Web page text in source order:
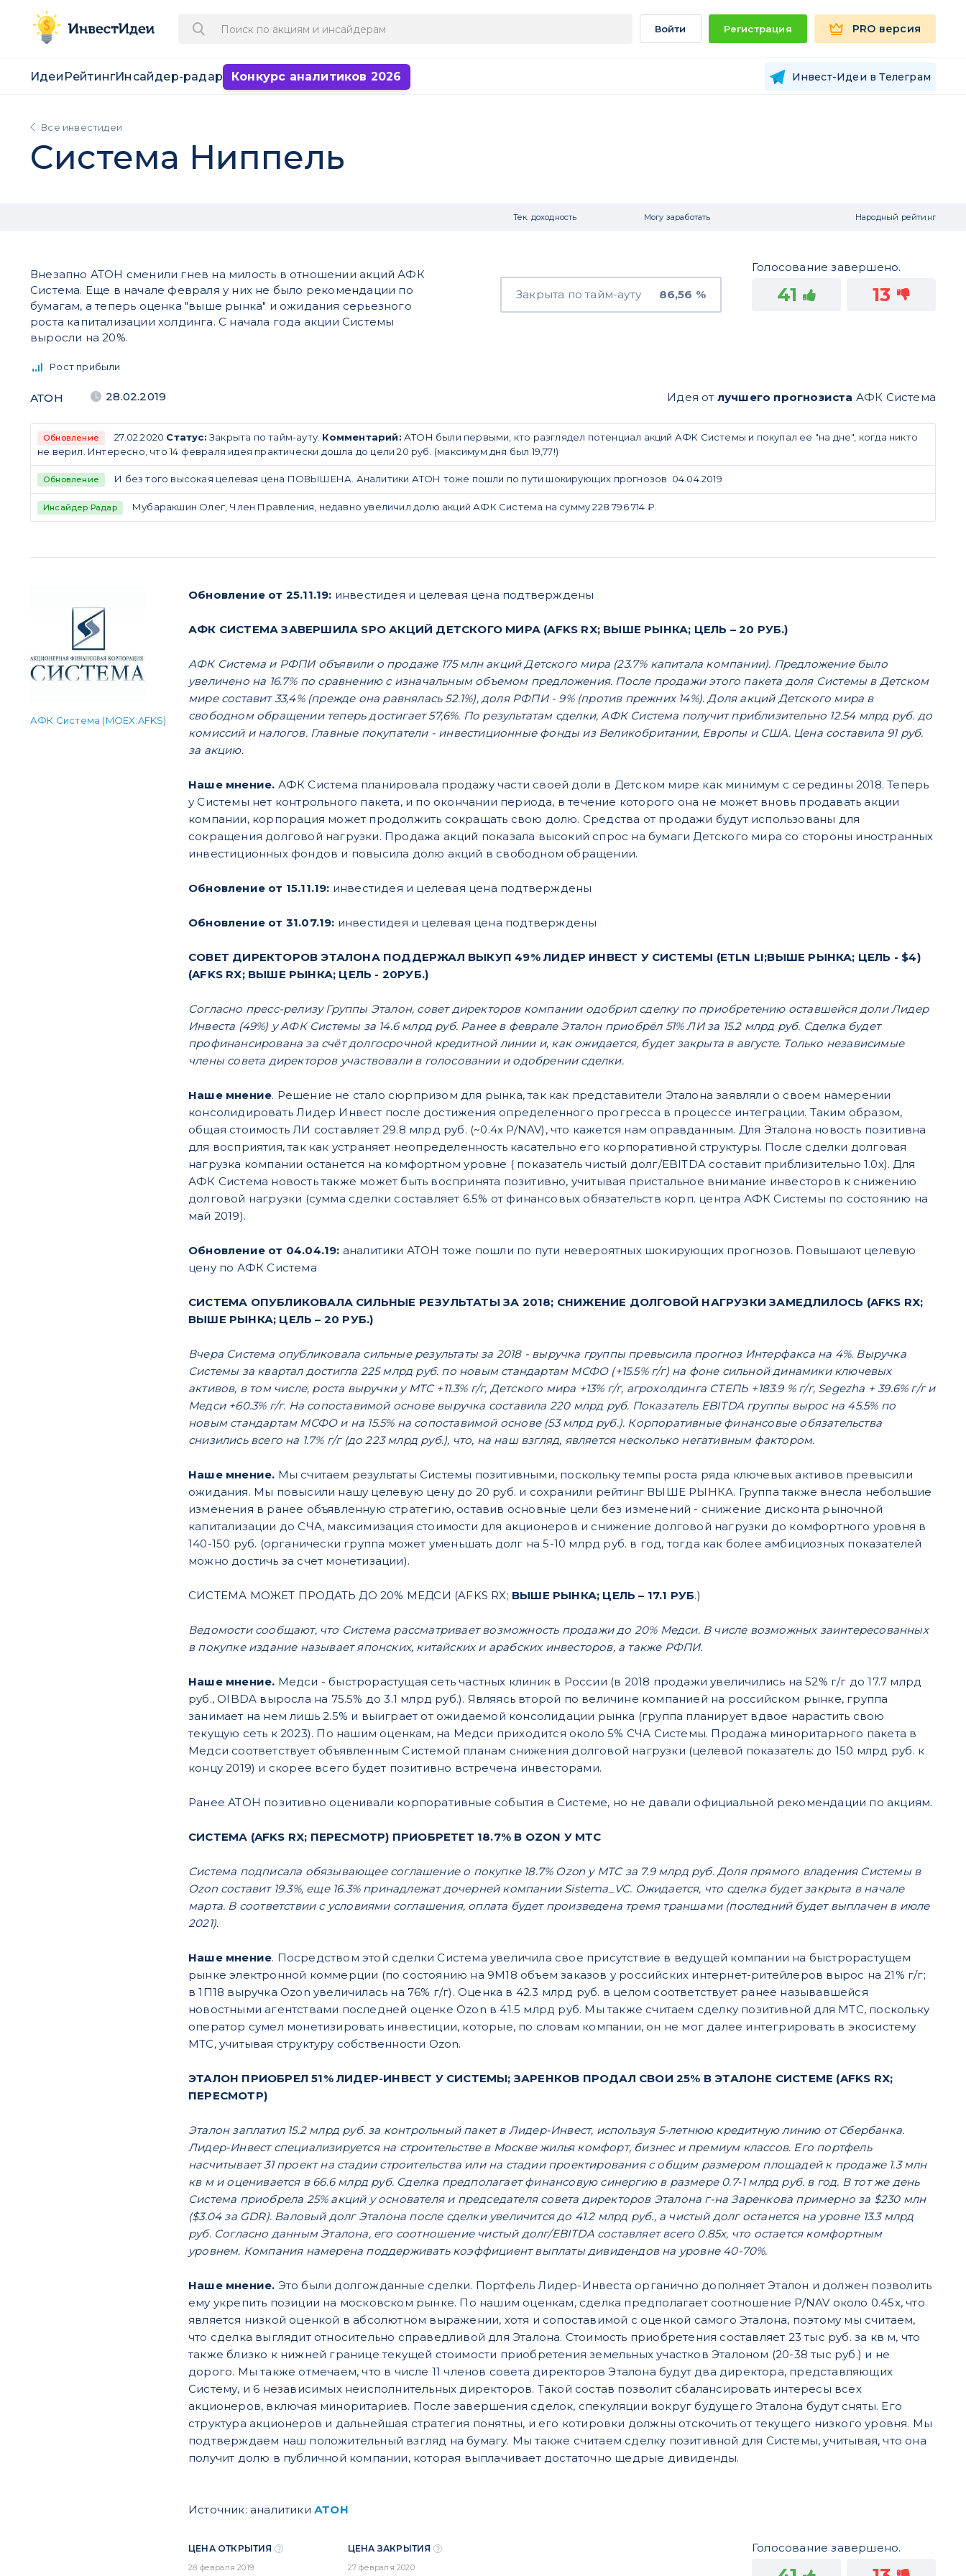
Войти Регистрация PRO версия
Идеи РейтингИнсайдер-радар Конкурс аналитиков 2026 Инвест-Идеи в Телеграм
Все инвестидеи
Система Ниппель
Тек. доходность Могу заработать Народный рейтинг
Внезапно АТОН сменили гнев на милость в отношении акций АФК
Система. Еще в начале февраля у них не было рекомендации по
бумагам, а теперь оценка "выше рынка" и ожидания серьезного
роста капитализации холдинга. С начала года акции Системы
выросли на 20%.
Закрыта по тайм-ауту 86,56 %
Голосование завершено.
41 13
Рост прибыли
АТОН 28.02.2019 Идея от лучшего прогнозиста АФК Система
Обновление 27.02.2020 Статус: Закрыта по тайм-ауту. Комментарий: АТОН были первыми, кто разглядел потенциал акций АФК Системы и покупал ее "на дне", когда никто
не верил. Интересно, что 14 февраля идея практически дошла до цели 20 руб. (максимум дня был 19,77!)
Обновление И без того высокая целевая цена ПОВЫШЕНА. Аналитики АТОН тоже пошли по пути шокирующих прогнозов. 04.04.2019
Инсайдер Радар Мубаракшин Олег, Член Правления, недавно увеличил долю акций АФК Система на сумму 228 796 714 ₽.
АФК Система (MOEX:AFKS)
Обновление от 25.11.19: инвестидея и целевая цена подтверждены
АФК СИСТЕМА ЗАВЕРШИЛА SPO АКЦИЙ ДЕТСКОГО МИРА (AFKS RX; ВЫШЕ РЫНКА; ЦЕЛЬ – 20 РУБ.)
АФК Система и РФПИ объявили о продаже 175 млн акций Детского мира (23.7% капитала компании). Предложение было
увеличено на 16.7% по сравнению с изначальным объемом предложения. После продажи этого пакета доля Системы в Детском
мире составит 33,4% (прежде она равнялась 52.1%), доля РФПИ - 9% (против прежних 14%). Доля акций Детского мира в
свободном обращении теперь достигает 57,6%. По результатам сделки, АФК Система получит приблизительно 12.54 млрд руб. до
комиссий и налогов. Главные покупатели - инвестиционные фонды из Великобритании, Европы и США. Цена составила 91 руб.
за акцию.
Наше мнение. АФК Система планировала продажу части своей доли в Детском мире как минимум с середины 2018. Теперь
у Системы нет контрольного пакета, и по окончании периода, в течение которого она не может вновь продавать акции
компании, корпорация может продолжить сокращать свою долю. Средства от продажи будут использованы для
сокращения долговой нагрузки. Продажа акций показала высокий спрос на бумаги Детского мира со стороны иностранных
инвестиционных фондов и повысила долю акций в свободном обращении.
Обновление от 15.11.19: инвестидея и целевая цена подтверждены
Обновление от 31.07.19: инвестидея и целевая цена подтверждены
СОВЕТ ДИРЕКТОРОВ ЭТАЛОНА ПОДДЕРЖАЛ ВЫКУП 49% ЛИДЕР ИНВЕСТ У СИСТЕМЫ (ETLN LI;ВЫШЕ РЫНКА; ЦЕЛЬ - $4)
(AFKS RX; ВЫШЕ РЫНКА; ЦЕЛЬ - 20РУБ.)
Согласно пресс-релизу Группы Эталон, совет директоров компании одобрил сделку по приобретению оставшейся доли Лидер
Инвеста (49%) у АФК Системы за 14.6 млрд руб. Ранее в феврале Эталон приобрёл 51% ЛИ за 15.2 млрд руб. Сделка будет
профинансирована за счёт долгосрочной кредитной линии и, как ожидается, будет закрыта в августе. Только независимые
члены совета директоров участвовали в голосовании и одобрении сделки.
Наше мнение. Решение не стало сюрпризом для рынка, так как представители Эталона заявляли о своем намерении
консолидировать Лидер Инвест после достижения определенного прогресса в процессе интеграции. Таким образом,
общая стоимость ЛИ составляет 29.8 млрд руб. (~0.4x P/NAV), что кажется нам оправданным. Для Эталона новость позитивна
для восприятия, так как устраняет неопределенность касательно его корпоративной структуры. После сделки долговая
нагрузка компании останется на комфортном уровне ( показатель чистый долг/EBITDA составит приблизительно 1.0х). Для
АФК Система новость также может быть воспринята позитивно, учитывая пристальное внимание инвесторов к снижению
долговой нагрузки (сумма сделки составляет 6.5% от финансовых обязательств корп. центра АФК Системы по состоянию на
май 2019).
Обновление от 04.04.19: аналитики АТОН тоже пошли по пути невероятных шокирующих прогнозов. Повышают целевую
цену по АФК Система
СИСТЕМА ОПУБЛИКОВАЛА СИЛЬНЫЕ РЕЗУЛЬТАТЫ ЗА 2018; СНИЖЕНИЕ ДОЛГОВОЙ НАГРУЗКИ ЗАМЕДЛИЛОСЬ (AFKS RX;
ВЫШЕ РЫНКА; ЦЕЛЬ – 20 РУБ.)
Вчера Система опубликовала сильные результаты за 2018 - выручка группы превысила прогноз Интерфакса на 4%. Выручка
Системы за квартал достигла 225 млрд руб. по новым стандартам МСФО (+15.5% г/г) на фоне сильной динамики ключевых
активов, в том числе, роста выручки у МТС +11.3% г/г, Детского мира +13% г/г, агрохолдинга СТЕПЬ +183.9 % г/г, Segezha + 39.6% г/г и
Медси +60.3% г/г. На сопоставимой основе выручка составила 220 млрд руб. Показатель EBITDA группы вырос на 45.5% по
новым стандартам МСФО и на 15.5% на сопоставимой основе (53 млрд руб.). Корпоративные финансовые обязательства
снизились всего на 1.7% г/г (до 223 млрд руб.), что, на наш взгляд, является несколько негативным фактором.
Наше мнение. Мы считаем результаты Системы позитивными, поскольку темпы роста ряда ключевых активов превысили
ожидания. Мы повысили нашу целевую цену до 20 руб. и сохранили рейтинг ВЫШЕ РЫНКА. Группа также внесла небольшие
изменения в ранее объявленную стратегию, оставив основные цели без изменений - снижение дисконта рыночной
капитализации до СЧА, максимизация стоимости для акционеров и снижение долговой нагрузки до комфортного уровня в
140-150 руб. (органически группа может уменьшать долг на 5-10 млрд руб. в год, тогда как более амбициозных показателей
можно достичь за счет монетизации).
СИСТЕМА МОЖЕТ ПРОДАТЬ ДО 20% МЕДСИ (AFKS RX; ВЫШЕ РЫНКА; ЦЕЛЬ – 17.1 РУБ.)
Ведомости сообщают, что Система рассматривает возможность продажи до 20% Медси. В числе возможных заинтересованных
в покупке издание называет японских, китайских и арабских инвесторов, а также РФПИ.
Наше мнение. Медси - быстрорастущая сеть частных клиник в России (в 2018 продажи увеличились на 52% г/г до 17.7 млрд
руб., OIBDA выросла на 75.5% до 3.1 млрд руб.). Являясь второй по величине компанией на российском рынке, группа
занимает на нем лишь 2.5% и выиграет от ожидаемой консолидации рынка (группа планирует вдвое нарастить свою
текущую сеть к 2023). По нашим оценкам, на Медси приходится около 5% СЧА Системы. Продажа миноритарного пакета в
Медси соответствует объявленным Системой планам снижения долговой нагрузки (целевой показатель: до 150 млрд руб. к
концу 2019) и скорее всего будет позитивно встречена инвесторами.
Ранее АТОН позитивно оценивали корпоративные события в Системе, но не давали официальной рекомендации по акциям.
СИСТЕМА (AFKS RX; ПЕРЕСМОТР) ПРИОБРЕТЕТ 18.7% В OZON У МТС
Система подписала обязывающее соглашение о покупке 18.7% Ozon у МТС за 7.9 млрд руб. Доля прямого владения Системы в
Ozon составит 19.3%, еще 16.3% принадлежат дочерней компании Sistema_VC. Ожидается, что сделка будет закрыта в начале
марта. В соответствии с условиями соглашения, оплата будет произведена тремя траншами (последний будет выплачен в июле
2021).
Наше мнение. Посредством этой сделки Система увеличила свое присутствие в ведущей компании на быстрорастущем
рынке электронной коммерции (по состоянию на 9М18 объем заказов у российских интернет-ритейлеров вырос на 21% г/г;
в 1П18 выручка Ozon увеличилась на 76% г/г). Оценка в 42.3 млрд руб. в целом соответствует ранее называвшейся
новостными агентствами последней оценке Ozon в 41.5 млрд руб. Мы также считаем сделку позитивной для МТС, поскольку
оператор сумел монетизировать инвестиции, которые, по словам компании, он не мог далее интегрировать в экосистему
МТС, учитывая структуру собственности Ozon.
ЭТАЛОН ПРИОБРЕЛ 51% ЛИДЕР-ИНВЕСТ У СИСТЕМЫ; ЗАРЕНКОВ ПРОДАЛ СВОИ 25% В ЭТАЛОНЕ СИСТЕМЕ (AFKS RX;
ПЕРЕСМОТР)
Эталон заплатил 15.2 млрд руб. за контрольный пакет в Лидер-Инвест, используя 5-летнюю кредитную линию от Сбербанка.
Лидер-Инвест специализируется на строительстве в Москве жилья комфорт, бизнес и премиум классов. Его портфель
насчитывает 31 проект на стадии строительства или на стадии проектирования с общим размером площадей к продаже 1.3 млн
кв м и оценивается в 66.6 млрд руб. Сделка предполагает финансовую синергию в размере 0.7-1 млрд руб. в год. В тот же день
Система приобрела 25% акций у основателя и председателя совета директоров Эталона г-на Заренкова примерно за $230 млн
($3.04 за GDR). Валовый долг Эталона после сделки увеличится до 41.2 млрд руб., а чистый долг останется на уровне 13.3 млрд
руб. Согласно данным Эталона, его соотношение чистый долг/EBITDA составляет всего 0.85х, что остается комфортным
уровнем. Компания намерена поддерживать коэффициент выплаты дивидендов на уровне 40-70%.
Наше мнение. Это были долгожданные сделки. Портфель Лидер-Инвеста органично дополняет Эталон и должен позволить
ему укрепить позиции на московском рынке. По нашим оценкам, сделка предполагает соотношение P/NAV около 0.45x, что
является низкой оценкой в абсолютном выражении, хотя и сопоставимой с оценкой самого Эталона, поэтому мы считаем,
что сделка выглядит относительно справедливой для Эталона. Стоимость приобретения составляет 23 тыс руб. за кв м, что
также близко к нижней границе текущей стоимости приобретения земельных участков Эталоном (20-38 тыс руб.) и не
дорого. Мы также отмечаем, что в числе 11 членов совета директоров Эталона будут два директора, представляющих
Систему, и 6 независимых неисполнительных директоров. Такой состав позволит сбалансировать интересы всех
акционеров, включая миноритариев. После завершения сделок, спекуляции вокруг будущего Эталона будут сняты. Его
структура акционеров и дальнейшая стратегия понятны, и его котировки должны отскочить от текущего низкого уровня. Мы
подтверждаем наш положительный взгляд на бумагу. Мы также считаем сделку позитивной для Системы, учитывая, что она
получит долю в публичной компании, которая выплачивает достаточно щедрые дивиденды.
Источник: аналитики АТОН
ЦЕНА ОТКРЫТИЯ
28 февраля 2019
ЦЕНА ЗАКРЫТИЯ
27 февраля 2020
Голосование завершено.